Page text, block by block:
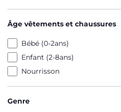
Âge vêtements et chaussures
Bébé (0-2ans)
Enfant (2-8ans)
Nourrisson
Genre